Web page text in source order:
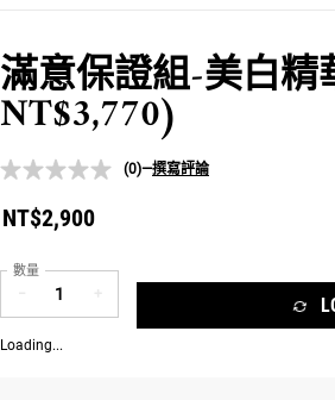
滿意保證組-美白
NT$3,770)
(0)—撰寫評論
NT$2,900
數量
Loading...